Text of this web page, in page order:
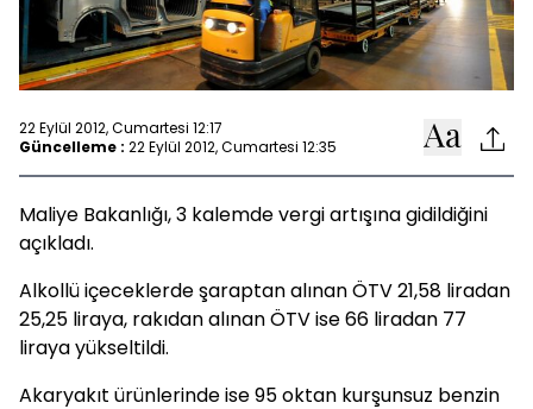
22 Eylül 2012, Cumartesi 12:17
Güncelleme : 22 Eylül 2012, Cumartesi 12:35
Maliye Bakanlığı, 3 kalemde vergi artışına gidildiğini
açıkladı.
Alkollü içeceklerde şaraptan alınan ÖTV 21,58 liradan
25,25 liraya, rakıdan alınan ÖTV ise 66 liradan 77
liraya yükseltildi.
Akaryakıt ürünlerinde ise 95 oktan kurşunsuz benzin